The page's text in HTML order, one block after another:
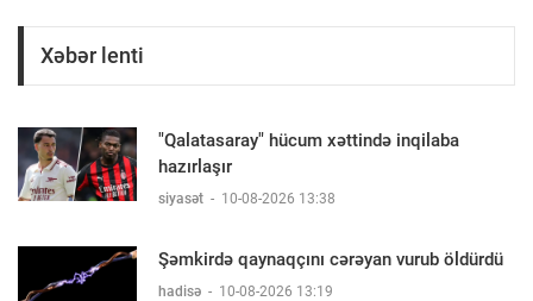
Xəbər lenti
"Qalatasaray" hücum xəttində inqilaba
hazırlaşır
siyasət - 10-08-2026 13:38
Şəmkirdə qaynaqçını cərəyan vurub öldürdü
hadisə - 10-08-2026 13:19